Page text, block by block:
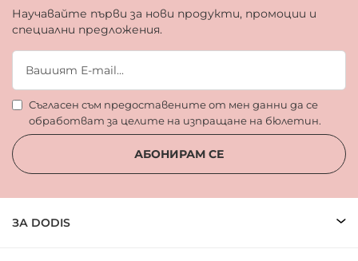
Научавайте първи за нови продукти, промоции и
специални предложения.
Съгласен съм предоставените от мен данни да се
обработват за целите на изпращане на бюлетин.
АБОНИРАМ СЕ
ЗА DODIS